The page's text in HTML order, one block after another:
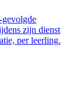
zijn dienst
per leerling.